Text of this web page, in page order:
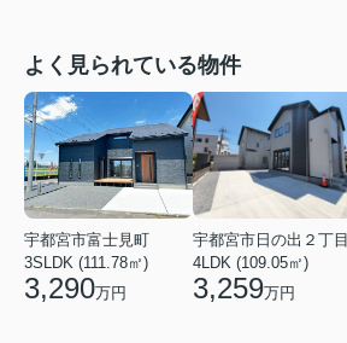
よく見られている物件
宇都宮市富士見町
3SLDK (111.78㎡)
3,290万円
宇都宮市日の出２丁目
4LDK (109.05㎡)
3,259万円